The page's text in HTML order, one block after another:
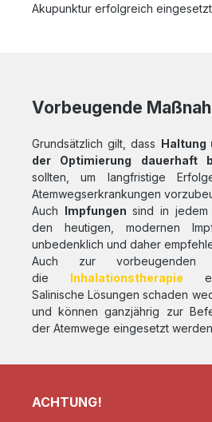
Akupunktur erfolgreich
Vorbeugende
Grundsätzlich gilt, dass Haltung
der Optimierung dauerhaft
sollten, um langfristige
Atemwegserkrankungen
Auch Impfungen sind in jedem
den heutigen, modernen
unbedenklich und daher
Auch zur vorbeugenden
die Inhalationstherapie
Salinische Lösungen schaden
und können ganzjährig zur
der Atemwege eingesetzt
ACHTUNG!